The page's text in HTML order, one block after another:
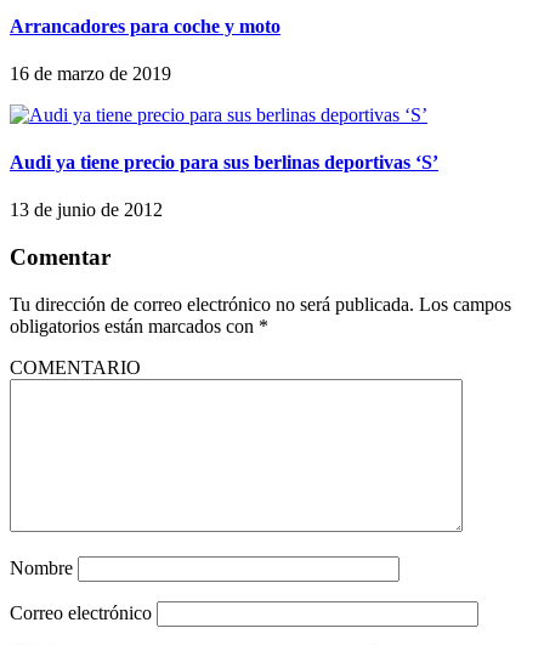
Arrancadores para coche y moto
16 de marzo de 2019
Audi ya tiene precio para sus berlinas deportivas ‘S’
13 de junio de 2012
Comentar
Tu dirección de correo electrónico no será publicada. Los campos
obligatorios están marcados con *
COMENTARIO
Nombre
Correo electrónico